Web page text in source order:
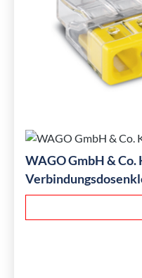
WAGO GmbH & Co.